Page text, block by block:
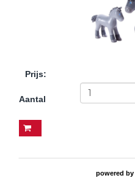
Prijs:
Aantal
powered by